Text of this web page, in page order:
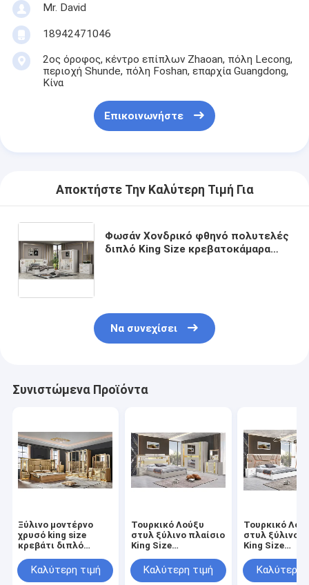
Mr. David
18942471046
2ος όροφος, κέντρο επίπλων Zhaoan, πόλη Lecong,
περιοχή Shunde, πόλη Foshan, επαρχία Guangdong,
Κίνα
Επικοινωνήστε
Αποκτήστε Την Καλύτερη Τιμή Για
Φωσάν Χονδρικό φθηνό πολυτελές
διπλό King Size κρεβατοκάμαρα
Να συνεχίσει
Συνιστώμενα Προϊόντα
Ξύλινο μοντέρνο
χρυσό king size
κρεβάτι διπλό
σπίτι βασιλικό full
queen ξύλινο
Καλύτερη τιμή
Τουρκικό Λούξυ
στυλ ξύλινο πλαίσιο
King Size
Headboard μοντέρνο
κλασικό πλήρες
Καλύτερη τιμή
Τουρκικό
στυλ ξύλινο
King Size
Headboard
κλασικό
Καλύτερη